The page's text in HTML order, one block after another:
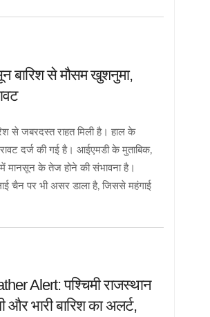
बारिश से मौसम खुशनुमा,
से जबरदस्त राहत मिली है। हाल के
दर्ज की गई है। आईएमडी के मुताबिक,
मानसून के तेज होने की संभावना है।
चैन पर भी असर डाला है, जिससे महंगाई
Alert: पश्चिमी राजस्थान
भारी बारिश का अलर्ट,